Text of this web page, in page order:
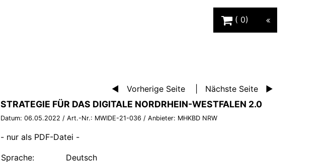
0
Vorherige Seite Nächste Seite
BROSCHÜRE:
STRATEGIE FÜR DAS DIGITALE NORDRHEIN-WESTFALEN 2.0
Datum: 06.05.2022 / Art.-Nr.: MWIDE-21-036 / Anbieter: MHKBD NRW
- nur als PDF-Datei -
Sprache:
Deutsch